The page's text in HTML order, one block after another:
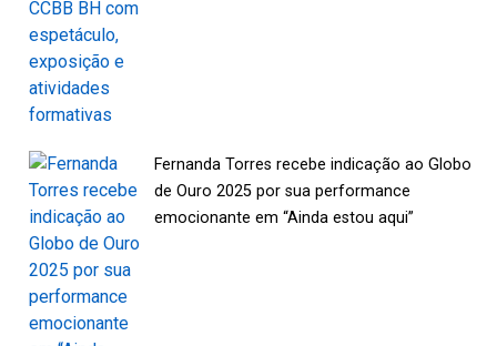
Fernanda Torres recebe indicação ao Globo
de Ouro 2025 por sua performance
emocionante em “Ainda estou aqui”